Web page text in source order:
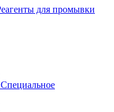
Специальное